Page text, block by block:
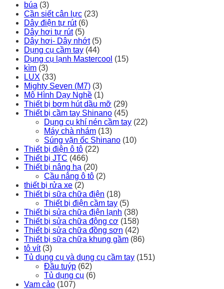
búa (3)
Cần siết cân lực (23)
Dây điện tự rút (6)
Dây hơi tự rút (5)
Dây hơi- Dây nhớt (5)
Dụng cụ cầm tay (44)
Dụng cụ lạnh Mastercool (15)
kìm (3)
LUX (33)
Mighty Seven (M7) (3)
Mô Hình Dạy Nghề (1)
Thiết bị bơm hút dầu mỡ (29)
Thiết bị cầm tay Shinano (45)
Dụng cụ khí nén cầm tay (22)
Máy chà nhám (13)
Súng vặn ốc Shinano (10)
Thiết bị điện ô tô (22)
Thiết bị JTC (466)
Thiết bị nâng hạ (20)
Cầu nâng ô tô (2)
thiết bị rửa xe (2)
Thiết bị sữa chữa điện (18)
Thiết bị điện cầm tay (5)
Thiết bị sửa chữa điện lạnh (38)
Thiết bị sửa chữa động cơ (158)
Thiết bị sửa chữa đồng sơn (42)
Thiết bị sữa chữa khung gầm (86)
tô vít (3)
Tủ dụng cụ và dụng cụ cầm tay (151)
Đầu tuýp (62)
Tủ dụng cụ (6)
Vam cảo (107)